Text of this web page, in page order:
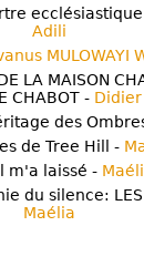
Adili
MULOWAYI
LA MAISON
CHABOT - Didier
des
de Tree Hill -
m'a laissé -
du silence: LES
Maélia